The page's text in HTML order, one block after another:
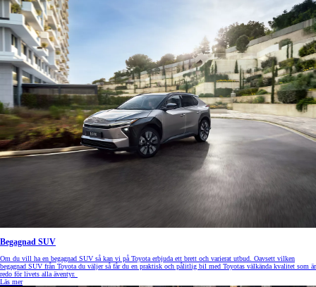
Begagnad SUV
Om du vill ha en begagnad SUV så kan vi på Toyota erbjuda ett brett och varierat utbud. Oavsett vilken
begagnad SUV från Toyota du väljer så får du en praktisk och pålitlig bil med Toyotas välkända kvalitet som är
redo för livets alla äventyr.
Läs mer